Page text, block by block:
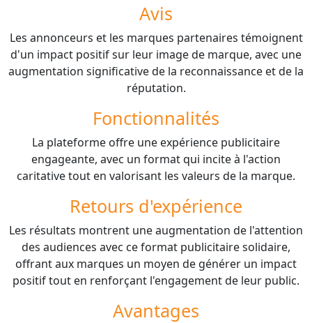
Avis
Les annonceurs et les marques partenaires témoignent
d'un impact positif sur leur image de marque, avec une
augmentation significative de la reconnaissance et de la
réputation.
Fonctionnalités
La plateforme offre une expérience publicitaire
engageante, avec un format qui incite à l'action
caritative tout en valorisant les valeurs de la marque.
Retours d'expérience
Les résultats montrent une augmentation de l'attention
des audiences avec ce format publicitaire solidaire,
offrant aux marques un moyen de générer un impact
positif tout en renforçant l'engagement de leur public.
Avantages